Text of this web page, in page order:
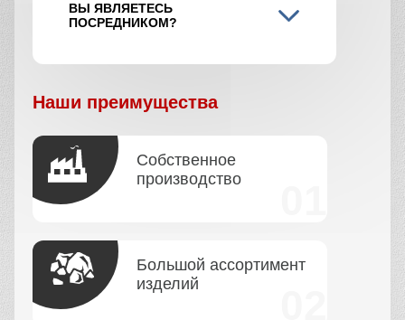
ВЫ ЯВЛЯЕТЕСЬ
ПОСРЕДНИКОМ?
Наши преимущества
Собственное
производство
Большой ассортимент
изделий